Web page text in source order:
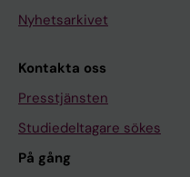
Nyhetsarkivet
Kontakta oss
Presstjänsten
Studiedeltagare sökes
På gång